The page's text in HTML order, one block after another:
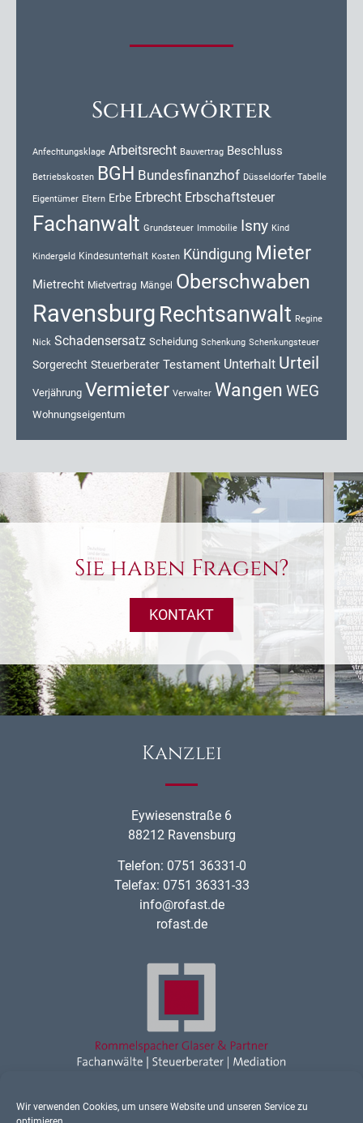
Wir verwenden Cookies, um unsere Website und unseren Service zu
Schlagwörter
Anfechtungsklage Arbeitsrecht Bauvertrag Beschluss
Betriebskosten BGH Bundesfinanzhof Düsseldorfer Tabelle
Eigentümer Eltern Erbe Erbrecht Erbschaftsteuer
Fachanwalt Grundsteuer Immobilie Isny Kind
Kindergeld Kindesunterhalt Kosten Kündigung Mieter
Mietrecht Mietvertrag Mängel Oberschwaben
Ravensburg Rechtsanwalt Regine
Nick Schadensersatz Scheidung Schenkung Schenkungsteuer
Sorgerecht Steuerberater Testament Unterhalt Urteil
Verjährung Vermieter Verwalter Wangen WEG
Wohnungseigentum
Sie haben Fragen?
KONTAKT
Kanzlei
Eywiesenstraße 6
88212 Ravensburg
Telefon: 0751 36331-0
Telefax: 0751 36331-33
info@rofast.de
rofast.de
Rechtsanwalt Ravensburg